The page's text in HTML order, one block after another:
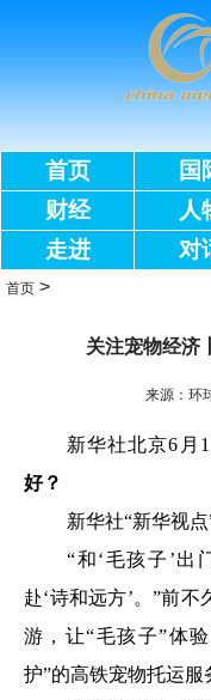
首页 国
财经
人
走进
对
首页 >
关注宠物经济
来源：环
新华社北京6月
好？
新华社“新华视
“和‘毛孩子’出
赴‘诗和远方’。”前
游，让“毛孩子”体
护”的高铁宠物托运服